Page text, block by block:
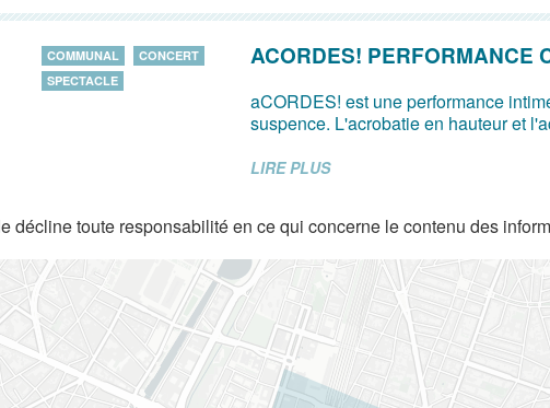
COMMUNAL
CONCERT
SPECTACLE
ACORDES! PERFORMANCE
aCORDES! est une performance
suspence. L'acrobatie en hauteur et
LIRE PLUS
décline toute responsabilité en ce qui concerne le contenu des